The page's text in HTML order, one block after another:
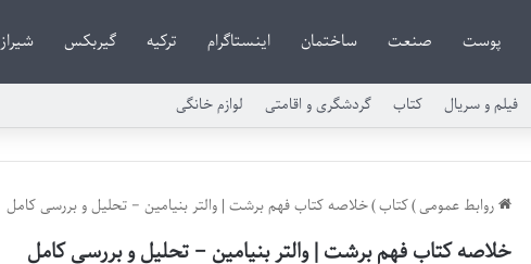
پوست صنعت ساختمان اینستاگرام ترکیه گیربکس شیراز
فیلم و سریال کتاب گردشگری و اقامتی لوازم خانگی
روابط عمومی)کتاب)خلاصه کتاب فهم برشت | والتر بنیامین – تحلیل و بررسی کامل
خلاصه کتاب فهم برشت | والتر بنیامین – تحلیل و بررسی کامل